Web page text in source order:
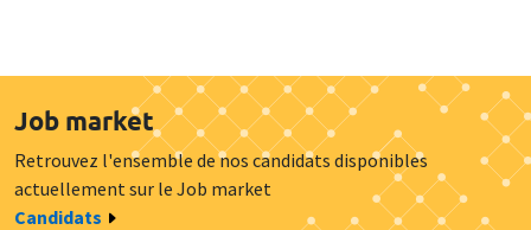
Job market
Retrouvez l'ensemble de nos candidats disponibles
actuellement sur le Job market
Candidats